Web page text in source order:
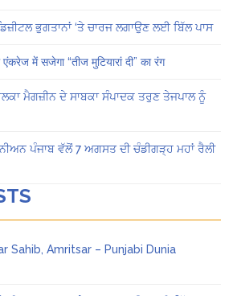
ਭੁਗਤਾਨਾਂ ‘ਤੇ ਚਾਰਜ ਲਗਾਉਣ ਲਈ ਬਿੱਲ ਪਾਸ
में सजेगा “तीज मुटियारां दी” का रंग
ਮੈਗਜ਼ੀਨ ਦੇ ਸਾਬਕਾ ਸੰਪਾਦਕ ਤਰੁਣ ਤੇਜਪਾਲ ਨੂੰ
ਪੰਜਾਬ ਵੱਲੋਂ 7 ਅਗਸਤ ਦੀ ਚੰਡੀਗੜ੍ਹ ਮਹਾਂ ਰੈਲੀ
Sahib, Amritsar – Punjabi Dunia